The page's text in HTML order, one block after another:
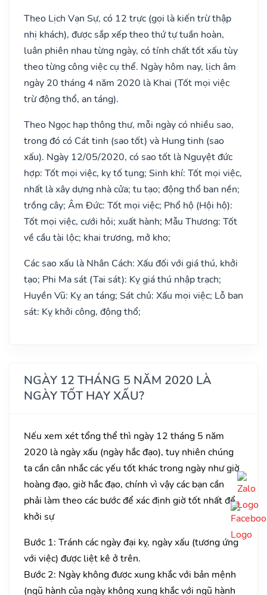
Theo Lịch Vạn Sự, có 12 trực (gọi là kiến trừ thập
nhị khách), được sắp xếp theo thứ tự tuần hoàn,
luân phiên nhau từng ngày, có tính chất tốt xấu tùy
theo từng công việc cụ thể. Ngày hôm nay, lịch âm
ngày 20 tháng 4 năm 2020 là Khai (Tốt mọi việc
trừ động thổ, an táng).
Theo Ngọc hạp thông thư, mỗi ngày có nhiều sao,
trong đó có Cát tinh (sao tốt) và Hung tinh (sao
xấu). Ngày 12/05/2020, có sao tốt là Nguyệt đức
hợp: Tốt mọi việc, kỵ tố tụng; Sinh khí: Tốt mọi việc,
nhất là xây dựng nhà cửa; tu tạo; động thổ ban nền;
trồng cây; Âm Đức: Tốt mọi việc; Phổ hộ (Hội hộ):
Tốt mọi việc, cưới hỏi; xuất hành; Mẫu Thương: Tốt
về cầu tài lộc; khai trương, mở kho;
Các sao xấu là Nhân Cách: Xấu đối với giá thú, khởi
tạo; Phi Ma sát (Tai sát): Kỵ giá thú nhập trạch;
Huyền Vũ: Kỵ an táng; Sát chủ: Xấu mọi việc; Lỗ ban
sát: Kỵ khởi công, động thổ;
NGÀY 12 THÁNG 5 NĂM 2020 LÀ
NGÀY TỐT HAY XẤU?
Nếu xem xét tổng thể thì ngày 12 tháng 5 năm
2020 là ngày xấu (ngày hắc đạo), tuy nhiên chúng
ta cần cân nhắc các yếu tốt khác trong ngày như giờ
hoàng đạo, giờ hắc đạo, chính vì vậy các bạn cần
phải làm theo các bước để xác định giờ tốt nhất để
khởi sự
Bước 1: Tránh các ngày đại kỵ, ngày xấu (tương ứng
với việc) được liệt kê ở trên.
Bước 2: Ngày không được xung khắc với bản mệnh
(ngũ hành của ngày không xung khắc với ngũ hành